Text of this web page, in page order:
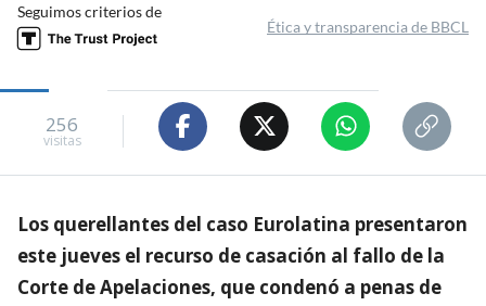
Seguimos criterios de
Ética y transparencia de BBCL
256
visitas
Los querellantes del caso Eurolatina presentaron
este jueves el recurso de casación al fallo de la
Corte de Apelaciones, que condenó a penas de